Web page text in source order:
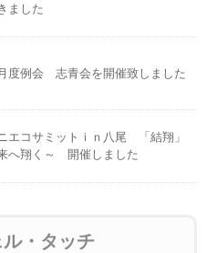
ました
度例会 志青会を開催致しました
コサミットｉｎ八尾 「結翔」
へ翔く～ 開催しました
・タッチ